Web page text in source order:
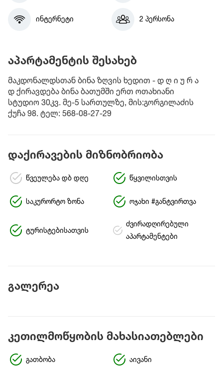
ინტერნეტი 2 პერსონა
აპარტამენტის შესახებ
მაკდონალდსთან ბინა ზღვის ხედით - დ ღ ი უ რ ა
დ ქირავდება ბინა ბათუმში ერთ ოთახიანი
სტუდიო 30კვ. მე-5 სართულზე, მის:გორგილაძის
ქუჩა 98. ტელ: 568-08-27-29
დაქირავების მიზნობრიობა
წვეულება დბ დღე წყვილისთვის
საკურორტო ზონა ოჯახი #განტვირთვა
ტურისტებისათვის
ძვირადღირებული
აპარტამენტები
გალერეა
კეთილმოწყობის მახასიათებლები
გათბობა აივანი